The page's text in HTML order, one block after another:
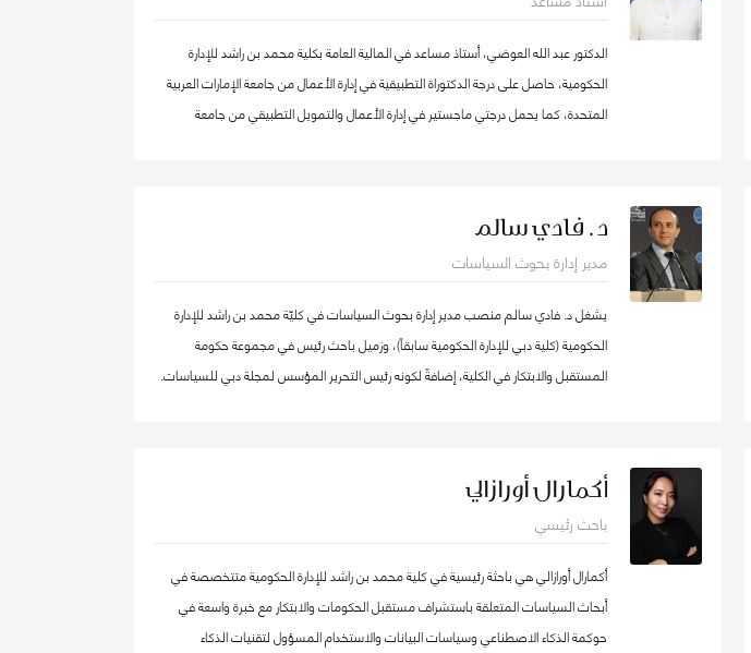
الدكتور عبد الله العوضي، أستاذ مساعد في المالية العامة بكلية محمد بن راشد للإدارة
الحكومية، حاصل على درجة الدكتوراة التطبيقية في إدارة الأعمال من جامعة الإمارات العربية
المتحدة، كما يحمل درجتي ماجستير في إدارة الأعمال والتمويل التطبيقي من جامعة
والحسابات، الإدارة الإستراتيجية، وتطوير الأعمال، وذلك في كل من: القطاع الحكومي،
والقطاع شبه الحكومي، والقطاع الخاص. كما أ، الدكتور عبد الله مدقق حسابات معتمد،
د. فادي سالم
مدير إدارة بحوث السياسات
يشغل د. فادي سالم منصب مدير إدارة بحوث السياسات في كليّة محمد بن راشد للإدارة
الحكومية (كلية دبي للإدارة الحكومية سابقاً)، وزميل باحث رئيس في مجموعة حكومة
المستقبل والابتكار في الكلية، إضافةً لكونه رئيس التحرير المؤسس لمجلة دبي للسياسات.
السياسات العامة في تخصص الحوكمة الرقمية من جامعة أكسفورد العريقة وشهادة
الماجيستير في إدارة أنظمة المعلومات من كلية لندن للعلوم الاقتصادية والسياسية، إضافة
المفكرين والمتخصصين عالمياً في مجالات الحكومة الرقمية ومستقبل العمل الحكومي
وسياسات البيانات، حيث تشمل مجالات تخصّصه الحوكمة الرقمية والسياسات
أكمارال أورازالي
باحث رئيسي
أكمارال أورازالي هي باحثة رئيسية في كلية محمد بن راشد للإدارة الحكومية متتخصصة في
أبحاث السياسات المتعلقة باستشراف مستقبل الحكومات والابتكار مع خبرة واسعة في
حوكمة الذكاء الاصطناعي وسياسات البيانات والاستخدام المسؤول لتقنيات الذكاء